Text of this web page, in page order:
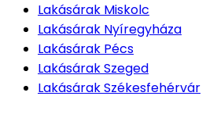
Lakásárak Miskolc
Lakásárak Nyíregyháza
Lakásárak Pécs
LakásárakSzeged
LakásárakSzékesfehérvár